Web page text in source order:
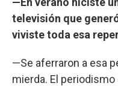
televisión que
viviste toda esa
—Se aferraron a esa
mierda. El